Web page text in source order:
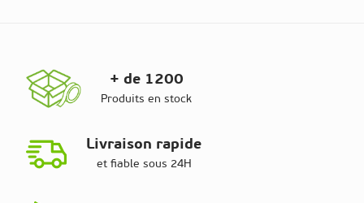
+ de 1200
Produits en stock
Livraison rapide
et fiable sous 24H